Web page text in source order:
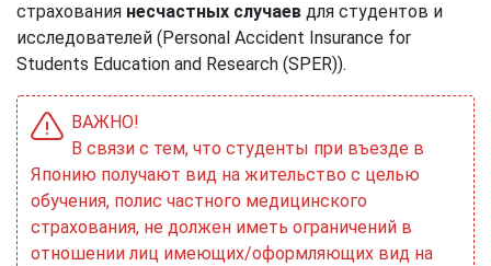
страхования несчастных случаев для студентов и
исследователей (Personal Accident Insurance for
Students Education and Research (SPER)).
ВАЖНО!
В связи с тем, что студенты при въезде в
Японию получают вид на жительство с целью
обучения, полис частного медицинского
страхования, не должен иметь ограничений в
отношении лиц имеющих/оформляющих вид на